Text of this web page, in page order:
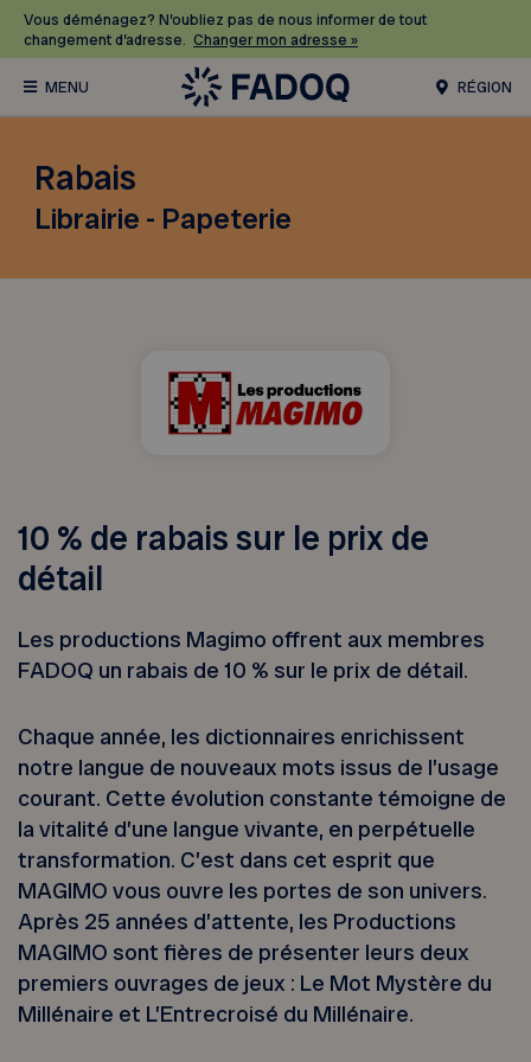
Vous déménagez? N’oubliez pas de nous informer de tout
changement d’adresse. Changer mon adresse »
RÉGION
Rabais
Librairie - Papeterie
10 % de rabais sur le prix de
détail
Les productions Magimo offrent aux membres
FADOQ un rabais de 10 % sur le prix de détail.
Chaque année, les dictionnaires enrichissent
notre langue de nouveaux mots issus de l’usage
courant. Cette évolution constante témoigne de
la vitalité d’une langue vivante, en perpétuelle
transformation. C’est dans cet esprit que
MAGIMO vous ouvre les portes de son univers.
Après 25 années d’attente, les Productions
MAGIMO sont fières de présenter leurs deux
premiers ouvrages de jeux : Le Mot Mystère du
Millénaire et L’Entrecroisé du Millénaire.